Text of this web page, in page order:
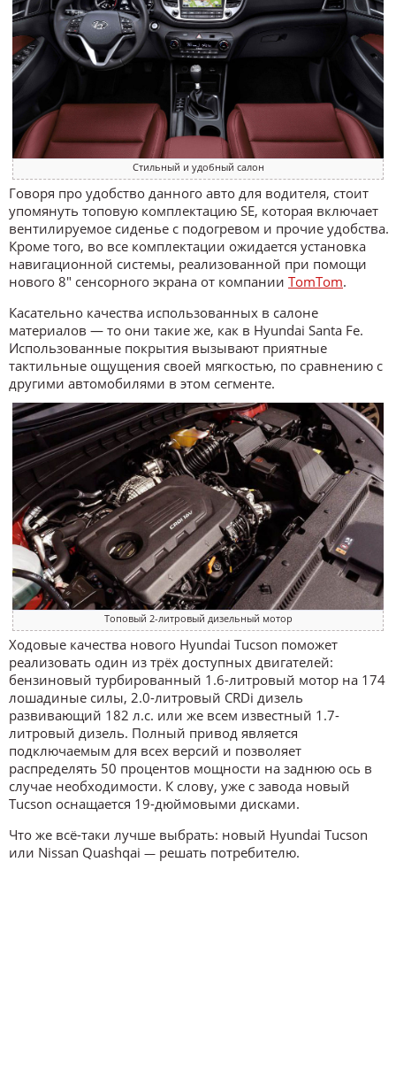
Стильный и удобный салон
Говоря про удобство данного авто для водителя, стоит
упомянуть топовую комплектацию SE, которая включает
вентилируемое сиденье с подогревом и прочие удобства.
Кроме того, во все комплектации ожидается установка
навигационной системы, реализованной при помощи
нового 8″ сенсорного экрана от компании TomTom.
Касательно качества использованных в салоне
материалов — то они такие же, как в Hyundai Santa Fe.
Использованные покрытия вызывают приятные
тактильные ощущения своей мягкостью, по сравнению с
другими автомобилями в этом сегменте.
Топовый 2-литровый дизельный мотор
Ходовые качества нового Hyundai Tucson поможет
реализовать один из трёх доступных двигателей:
бензиновый турбированный 1.6-литровый мотор на 174
лошадиные силы, 2.0-литровый CRDi дизель
развивающий 182 л.с. или же всем известный 1.7-
литровый дизель. Полный привод является
подключаемым для всех версий и позволяет
распределять 50 процентов мощности на заднюю ось в
случае необходимости. К слову, уже с завода новый
Tucson оснащается 19-дюймовыми дисками.
Что же всё-таки лучше выбрать: новый Hyundai Tucson
или Nissan Quashqai — решать потребителю.